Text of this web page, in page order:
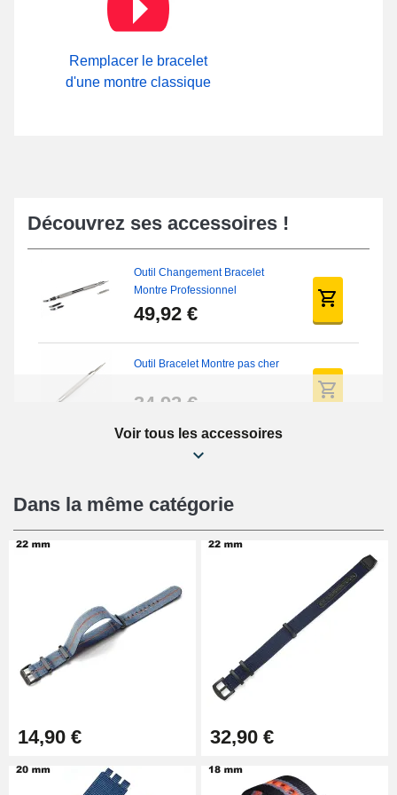
boutique en ligne, découvrez la collection complète de fermoirs
facilement trouvables.
Remplacer le bracelet
d'une montre classique
Découvrez ses accessoires !
Outil Changement Bracelet
Montre Professionnel
49,92 €
Outil Bracelet Montre pas cher
34,92 €
Kit Réparation Montre Débutant
16,90 €
Pied à Coulisse Numérique
9,90 €
Boîte Pompe Bracelet Montre -
Diamètre 1,50 mm - 8 à 25 mm
Voir tous les accessoires
Dans la même catégorie
14,90 € 32,90 €